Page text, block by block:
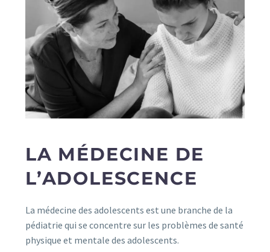
LA MÉDECINE DE
L’ADOLESCENCE
La médecine des adolescents est une branche de la
pédiatrie qui se concentre sur les problèmes de santé
physique et mentale des adolescents.